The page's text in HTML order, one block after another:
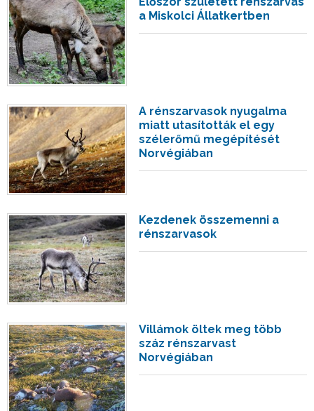
a Miskolci Állatkertben
A rénszarvasok nyugalma
miatt utasították el egy
szélerőmű megépítését
Norvégiában
Kezdenek összemenni a
rénszarvasok
Villámok öltek meg több
száz rénszarvast
Norvégiában